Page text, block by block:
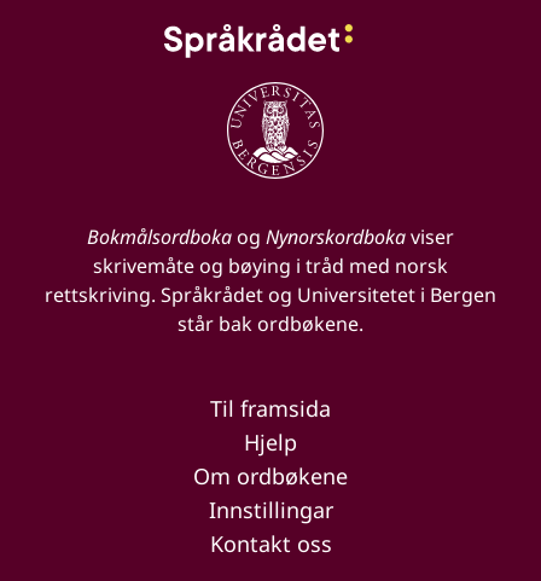
Bokmålsordbokaog Nynorskordbokaviser
skrivemåte og bøying i tråd med norsk
rettskriving. Språkrådet og Universitetet i Bergen
står bak ordbøkene.
Til framsida
Hjelp
Om ordbøkene
Innstillingar
Kontakt oss